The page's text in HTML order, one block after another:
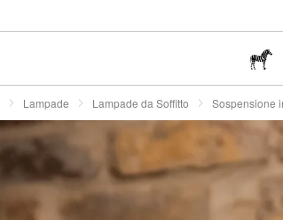
Wabi-Sabi: l'arte di trovare la
Lampade Lampade da Soffitto Sospensione